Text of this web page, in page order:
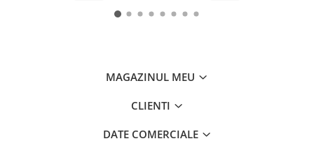
MAGAZINUL MEU
CLIENTI
DATE COMERCIALE